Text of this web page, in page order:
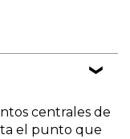
centrales de
el punto que